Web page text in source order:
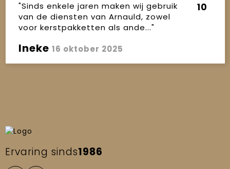
"Sinds enkele jaren maken wij gebruik
van de diensten van Arnauld, zowel
voor kerstpakketten als ande..."
10
Ineke 16 oktober 2025
Ervaring sinds1986